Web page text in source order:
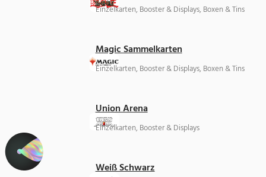
Einzelkarten, Booster & Displays, Boxen & Tins
Magic Sammelkarten
Einzelkarten, Booster & Displays, Boxen & Tins
Union Arena
Einzelkarten, Booster & Displays
Weiß Schwarz